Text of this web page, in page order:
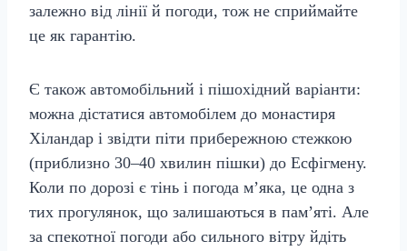
залежно від лінії й погоди, тож не сприймайте
це як гарантію.
Є також автомобільний і пішохідний варіанти:
можна дістатися автомобілем до монастиря
Хіландар і звідти піти прибережною стежкою
(приблизно 30–40 хвилин пішки) до Есфігмену.
Коли по дорозі є тінь і погода м’яка, це одна з
тих прогулянок, що залишаються в пам’яті. Але
за спекотної погоди або сильного вітру йдіть